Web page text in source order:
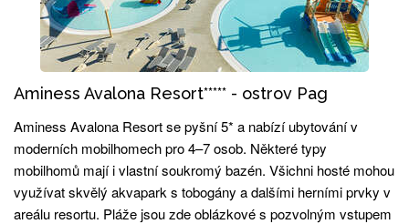
Aminess Avalona Resort***** - ostrov Pag
Aminess Avalona Resort se pyšní 5* a nabízí ubytování v
moderních mobilhomech pro 4–7 osob. Některé typy
mobilhomů mají i vlastní soukromý bazén. Všichni hosté mohou
využívat skvělý akvapark s tobogány a dalšími herními prvky v
areálu resortu. Pláže jsou zde oblázkové s pozvolným vstupem